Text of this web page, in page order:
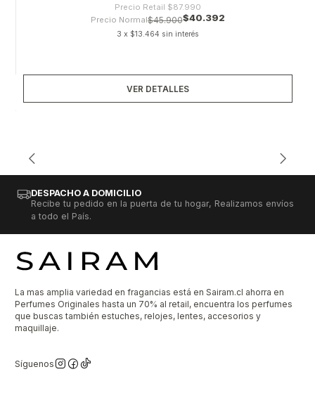
Precio Retail $87.990
Precio Normal$45.900$40.392
3 x $13.464 sin interés
VER DETALLES
DESPACHO A DOMICILIO
Recibe tu pedido en la puerta de tu hogar, Realizamos envíos
a todo el País.
La mas amplia variedad en fragancias está en Sairam.cl ahorra en
Perfumes Originales hasta un 70% al retail, encuentra los perfumes
que buscas también estuches, relojes, lentes, accesorios y
maquillaje.
Síguenos